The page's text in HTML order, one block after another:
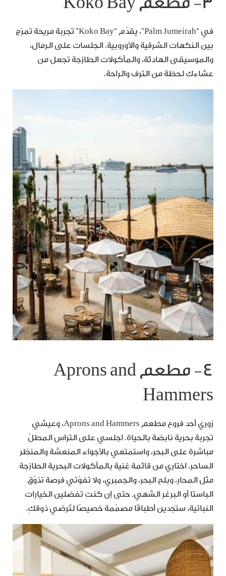
في “Palm Jumeirah”، يقدّم “Koko Bay” تجربة مريحة تمزج
بين النكهات الشرقية والأوروبية. الجلسات على الرمال،
والموسيقى الهادئة، والمأكولات الطازجة تجعل من
عشاءكِ لحظة من الترف والراحة.
٤- مطعم Aprons and
Hammers
زوري أحد فروع مطعم Aprons and Hammers، وعيشي
تجربة بحرية نابضة بالحياة. اجلسي على التراس المطلّ
مباشرة على البحر، واستمتعي بالأجواء المنعشة والمنظر
الساحر. اختاري من قائمة غنية بالمأكولات البحرية الطازجة
مثل المحار، وبلح البحر، والجمبري، ولا تفوّتي فرصة تذوّق
الباستا أو البرغر الشهي. حتى إن كنتِ تفضلين الخيارات
النباتية، ستجدين أطباقًا مصمّمة خصيصًا لتُرضي ذوقكِ.